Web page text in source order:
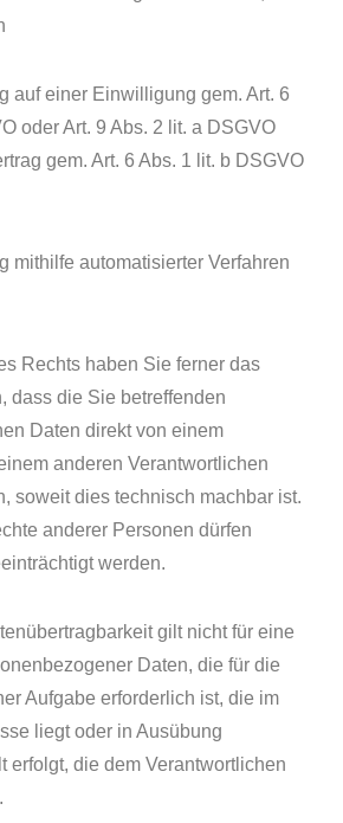
auf einer Einwilligung gem. Art. 6
oder Art. 9 Abs. 2 lit. a DSGVO
gem. Art. 6 Abs. 1 lit. b DSGVO
mithilfe automatisierter Verfahren
Rechts haben Sie ferner das
dass die Sie betreffenden
Daten direkt von einem
anderen Verantwortlichen
soweit dies technisch machbar ist.
anderer Personen dürfen
werden.
gilt nicht für eine
Daten, die für die
Aufgabe erforderlich ist, die im
liegt oder in Ausübung
erfolgt, die dem Verantwortlichen